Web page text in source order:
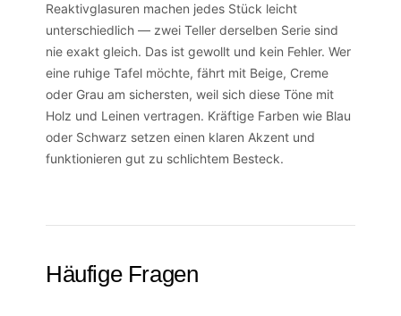
Reaktivglasuren machen jedes Stück leicht
unterschiedlich — zwei Teller derselben Serie sind
nie exakt gleich. Das ist gewollt und kein Fehler. Wer
eine ruhige Tafel möchte, fährt mit Beige, Creme
oder Grau am sichersten, weil sich diese Töne mit
Holz und Leinen vertragen. Kräftige Farben wie Blau
oder Schwarz setzen einen klaren Akzent und
funktionieren gut zu schlichtem Besteck.
Häufige Fragen